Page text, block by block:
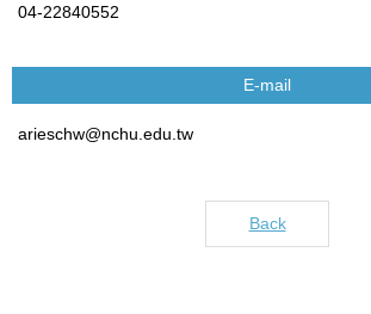
04-22840552
E-mail
arieschw@nchu.edu.tw
Back